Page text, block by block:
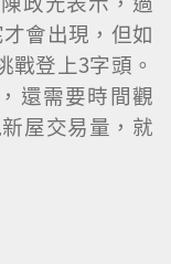
會出現，但如
戰登上3字頭。
還需要時間觀
屋交易量，就